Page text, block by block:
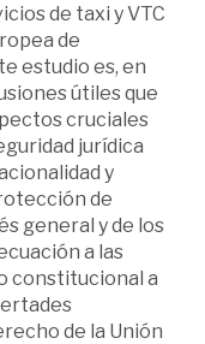
de taxi y VTC
de
estudio es, en
útiles que
cruciales
jurídica
y
de
general y de los
a las
constitucional a
de la Unión